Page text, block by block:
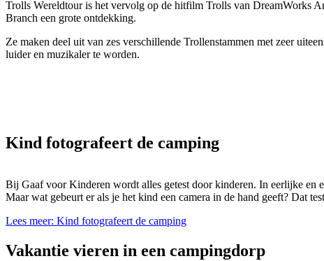
Trolls Wereldtour is het vervolg op de hitfilm Trolls van DreamWorks
Branch een grote ontdekking.
Ze maken deel uit van zes verschillende Trollenstammen met zeer
luider en muzikaler te worden.
Kind fotografeert de camping
Bij Gaaf voor Kinderen wordt alles getest door kinderen. In eerlijke en
Maar wat gebeurt er als je het kind een camera in de hand geeft? Dat
Lees meer: Kind fotografeert de camping
Vakantie vieren in een campingdorp